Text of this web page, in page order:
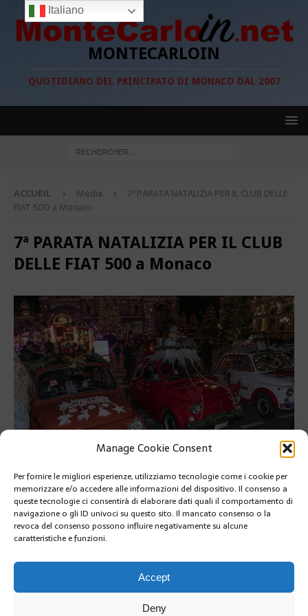
Manage Cookie Consent
Per fornire le migliori esperienze, utilizziamo tecnologie come i cookie per
memorizzare e/o accedere alle informazioni del dispositivo. Il consenso a
queste tecnologie ci consentirà di elaborare dati quali il comportamento di
navigazione o gli ID univoci su questo sito. Il mancato consenso o la
revoca del consenso possono influire negativamente su alcune
caratteristiche e funzioni.
Accept
Deny
MONTECARLOIN
QUOTIDIANO DEL PRINCIPATO DI MONACO DAL 2007
ACCUEIL Média
7ª PARATA NATALIZIA PER IL CLUB DELLE
FIAT 500 a Monaco
7ª PARATA NATALIZIA PER IL CLUB
DELLE FIAT 500 a Monaco
Venerdì 19 dicembre torna la Parata di Natale del Club Fiat 500 a
Monte-Carlo
Venerdì 19 dicembre torna la Parata di Natale del Club Fiat
500 a Monte-Carlo
Italiano